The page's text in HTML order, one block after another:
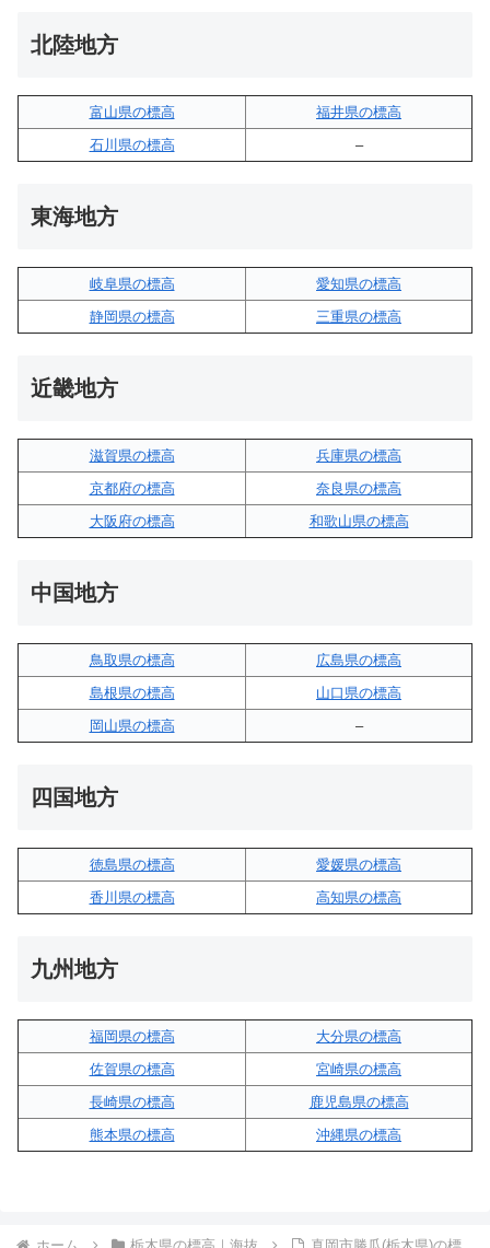
北陸地方
富山県の標高
福井県の標高
石川県の標高
–
東海地方
岐阜県の標高
愛知県の標高
静岡県の標高
三重県の標高
近畿地方
滋賀県の標高
兵庫県の標高
京都府の標高
奈良県の標高
大阪府の標高
和歌山県の標高
中国地方
鳥取県の標高
広島県の標高
島根県の標高
山口県の標高
岡山県の標高
–
四国地方
徳島県の標高
愛媛県の標高
香川県の標高
高知県の標高
九州地方
福岡県の標高
大分県の標高
佐賀県の標高
宮崎県の標高
長崎県の標高
鹿児島県の標高
熊本県の標高
沖縄県の標高